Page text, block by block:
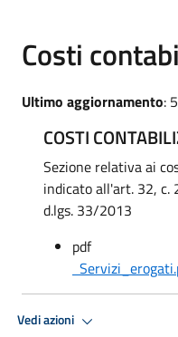
Costi
Ultimo aggiornamento:
COSTI
Sezione relativa ai
indicato all'art. 32, c.
d.lgs. 33/2013
pdf
Vedi azioni